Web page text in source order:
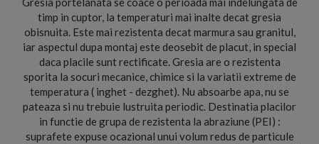
timp in cuptor, la temperaturi mai inalte decat gresia
obisnuita. Este mai rezistenta decat marmura sau granitul,
iar aspectul dupa montaj este deosebit de placut, in special
daca placile sunt rectificate. Gresia are o rezistenta
sporita la socuri mecanice, chimice si la variatii extreme de
temperatura ( inghet - dezghet). Nu absoarbe apa, nu se
pateaza si nu trebuie lustruita periodic. Destinatia placilor
in functie de grupa de rezistenta la abraziune (PEI) :
suprafete expuse ocazional unui volum redus de particule